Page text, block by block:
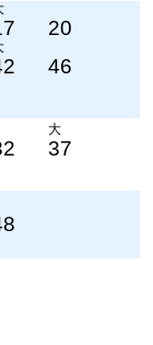
20
46
大
37